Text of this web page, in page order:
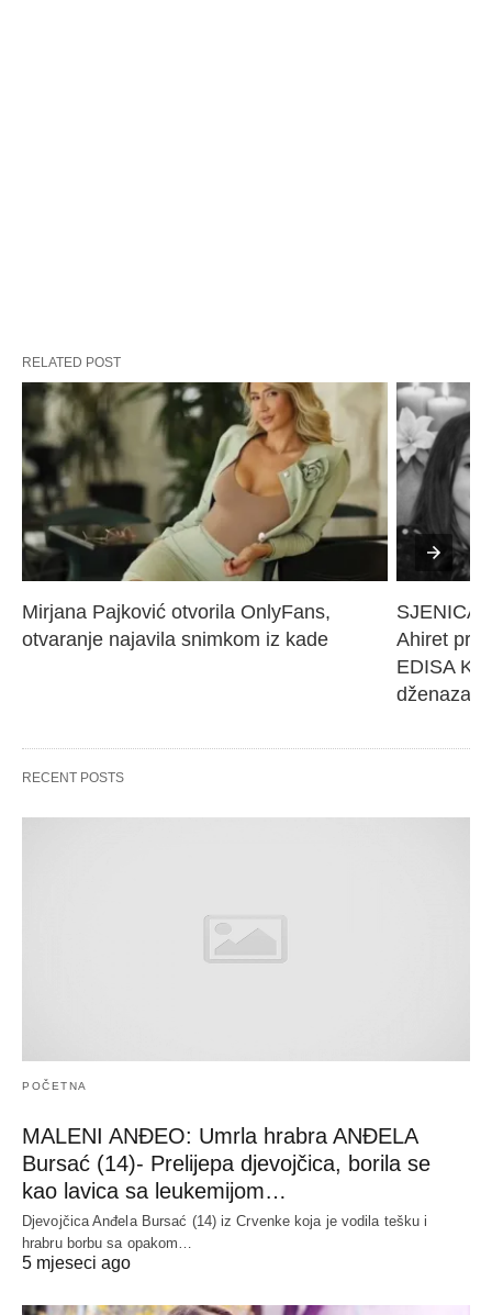
RELATED POST
Mirjana Pajković otvorila OnlyFans,
otvaranje najavila snimkom iz kade
SJENICA
Ahiret
EDISA
dženaza
RECENT POSTS
POČETNA
MALENI ANĐEO: Umrla hrabra ANĐELA
Bursać (14)- Prelijepa djevojčica, borila se
kao lavica sa leukemijom…
Djevojčica Anđela Bursać (14) iz Crvenke koja je vodila tešku i
hrabru borbu sa opakom…
5 mjeseci ago